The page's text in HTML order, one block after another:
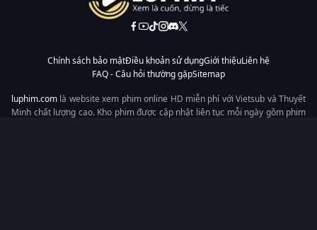
Chính sách bảo mậtĐiều khoản sử dụngGiới thiệuLiên hệ
FAQ - Câu hỏi thường gặpSitemap
luphim.com là website xem phim online HD miễn phí với Vietsub và Thuyết
Minh chất lượng cao. Kho phim được cập nhật liên tục mỗi ngày gồm phim